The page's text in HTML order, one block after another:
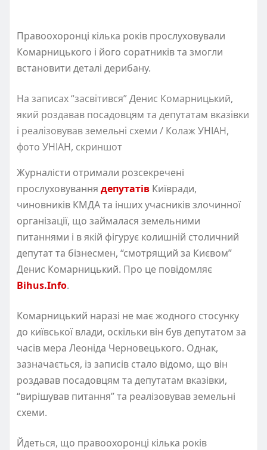
Правоохоронці кілька років прослуховували
Комарницького і його соратників та змогли
встановити деталі дерибану.
На записах “засвітився” Денис Комарницький,
який роздавав посадовцям та депутатам вказівки
і реалізовував земельні схеми / Колаж УНІАН,
фото УНІАН, скриншот
Журналісти отримали розсекречені
прослуховування депутатів Київради,
чиновників КМДА та інших учасників злочинної
організації, що займалася земельними
питаннями і в якій фігурує колишній столичний
депутат та бізнесмен, “смотрящий за Києвом”
Денис Комарницький. Про це повідомляє
Bihus.Info.
Комарницький наразі не має жодного стосунку
до київської влади, оскільки він був депутатом за
часів мера Леоніда Черновецького. Однак,
зазначається, із записів стало відомо, що він
роздавав посадовцям та депутатам вказівки,
“вирішував питання” та реалізовував земельні
схеми.
Йдеться, що правоохоронці кілька років